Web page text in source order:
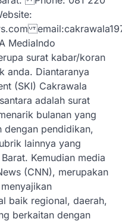
MediaIndo
surat kabar/koran
anda. Diantaranya
(SKI) Cakrawala
adalah surat
bulanan yang
dengan pendidikan,
lainnya yang
Kemudian media
(CNN), merupakan
baik regional, daerah,
berkaitan dengan